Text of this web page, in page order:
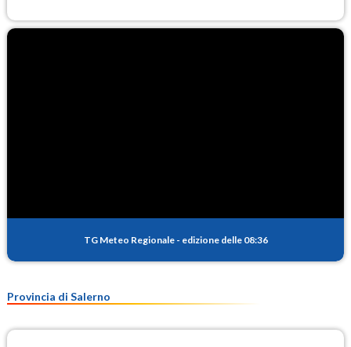
TG Meteo Regionale - edizione delle 08:36
Provincia di Salerno